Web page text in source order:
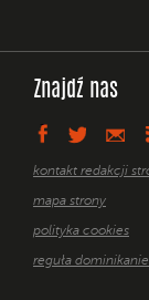
Znajdź nas
kontakt redakcji
mapa strony
polityka cookies
reguła